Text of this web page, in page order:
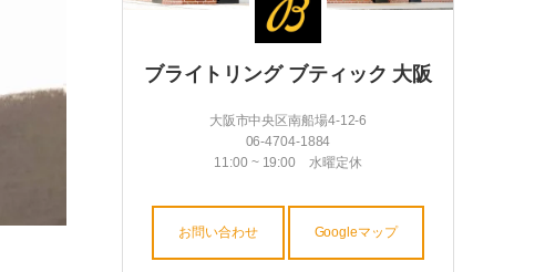
ブライトリング ブティック 大阪
大阪市中央区南船場4-12-6
06-4704-1884
11:00 ~ 19:00 水曜定休
お問い合わせ Googleマップ